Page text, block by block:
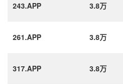
243.APP 3.8万
261.APP 3.8万
317.APP 3.8万